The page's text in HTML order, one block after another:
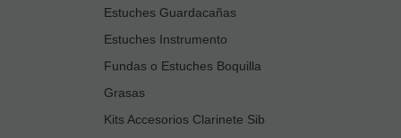
Estuches Guardacañas
Estuches Instrumento
Fundas o Estuches Boquilla
Grasas
Kits Accesorios Clarinete Sib